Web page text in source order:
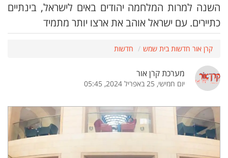
השנה למרות המלחמה יהודים באים לישראל, בינתיים
כתיירים. עם ישראל אוהב את ארצו יותר מתמיד
קרן אור חדשות בית שמש חדשות
מערכת קרן אור
יום חמישי, 25 באפריל 2024, 05:45